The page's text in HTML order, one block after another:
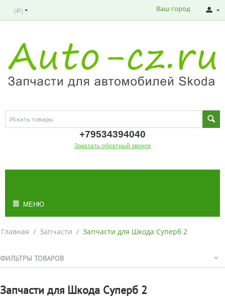
( Р ) Ваш город
+79534394040
Заказать обратный звонок
МЕНЮ
Главная / Запчасти / Запчасти для Шкода Суперб 2
ФИЛЬТРЫ ТОВАРОВ
Запчасти для Шкода Суперб 2